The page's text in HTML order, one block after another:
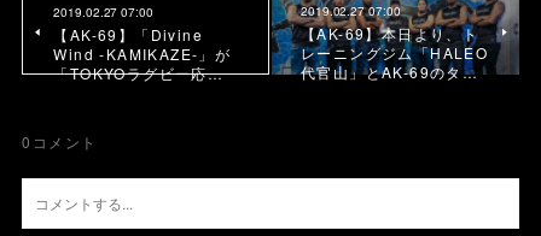
2019.02.27 07:00
【AK-69】「Divine
Wind -KAMIKAZE-」が
「TOKYOラグビー応…
2019.02.27 07:00
【AK-69】本日より、ト
レーニングジム「HALEO
代官山」とAK-69のタ…
0 コメント